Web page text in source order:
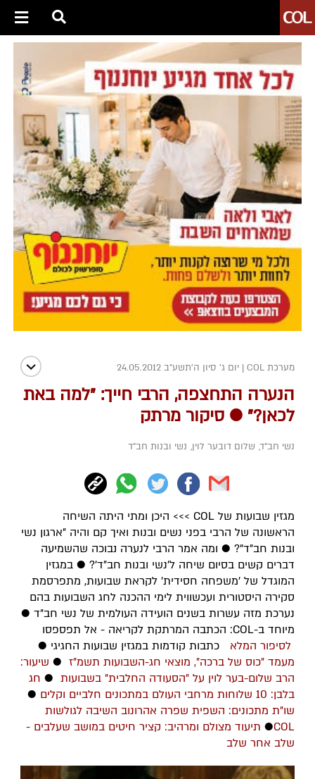
מערכת COL | יום ג' סיון ה׳תשע״ב 24.05.2012
הנערה התחצפה, הרבי חייך: "למה באת
לכאן?" ● סיקור מרתק
נשי חב"ד, שלום דובער לוין, נשי ובנות חב"ד
מגזין שבועות של COL >>> היכן ומתי היתה השיחה
הראשונה של הרבי בפני נשים ובנות ואיך קם והיה "ארגון נשי
ובנות חב"ד"? ● ומה אמר הרבי לנערה נבוכה שהשמיעה
דברים קשים בסיום שיחה ל'נשי ובנות חב"ד'? ● במגזין
המוגדל של 'משפחה חסידית' לקראת שבועות, מתפרסמת
סקירה היסטורית ועכשווית לימי ההכנה לחג השבועות בהם
נערכת מזה עשרות בשנים הועידה העולמית של נשי חב"ד ●
מיוחד ב-COL: הכתבה המרתקת לקריאה - אל תפספסו
לסיפור המלא כתבות קודמות במגזין שבועות החגיגי ●
מעמד "כוס של ברכה", מוצאי חג-השבועות תשמ"ז● שיעור:
הרב שלום-בער לוין על "הסעודה החלבית" בשבועות● חג
בלבן: 10 שלוחות מרחבי העולם במתכונים חלביים וקלים
●
שו"ת מתכונים: השפית שפרה אהרונוב השיבה לגולשות
COL
● תיעוד מצולם ומרהיב: קציר חיטים במושב שעלבים -
שלב אחר שלב